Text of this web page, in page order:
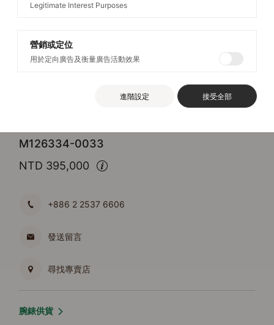
Datejust 41
M126334-0033
NTD 395,000
+886 2 2537 6606
發送留言
尋找專賣店
腕錶供貨
Legitimate Interest Purposes
營銷或定位
用於定向廣告及衡量廣告活動效果
進階設定 接受全部